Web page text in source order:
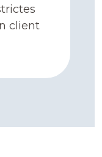
client